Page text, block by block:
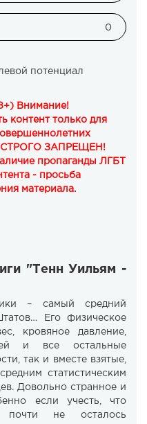
0
потенциал
Внимание!
контент только для
СТРОГО ЗАПРЕЩЕН!
пропаганды ЛГБТ
- просьба
материала.
"Тенн Уильям -
– самый средний
Его физическое
кровяное давление,
и все остальные
так и вместе взятые,
статистическим
Довольно странное и
если учесть, что
не осталось